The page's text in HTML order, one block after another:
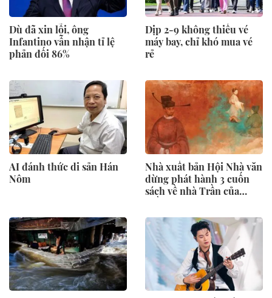
Dù đã xin lỗi, ông
Infantino vẫn nhận tỉ lệ
phản đối 86%
Dịp 2-9 không thiếu vé
máy bay, chỉ khó mua vé
rẻ
AI đánh thức di sản Hán
Nôm
Nhà xuất bản Hội Nhà văn
dừng phát hành 3 cuốn
sách về nhà Trần của